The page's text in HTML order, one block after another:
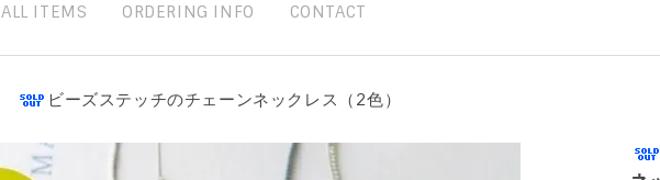
ALL ITEMS ORDERING INFO CONTACT
ビーズステッチのチェーンネックレス（2色）